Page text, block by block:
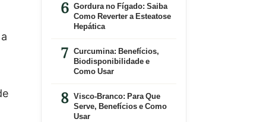
Gordura no Fígado: Saiba
Como Reverter a Esteatose
Hepática
Curcumina: Benefícios,
Biodisponibilidade e
Como Usar
Visco-Branco: Para Que
Serve, Benefícios e Como
Usar